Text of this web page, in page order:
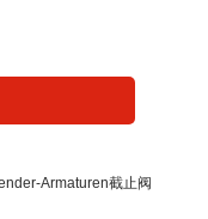
Armaturen截止阀